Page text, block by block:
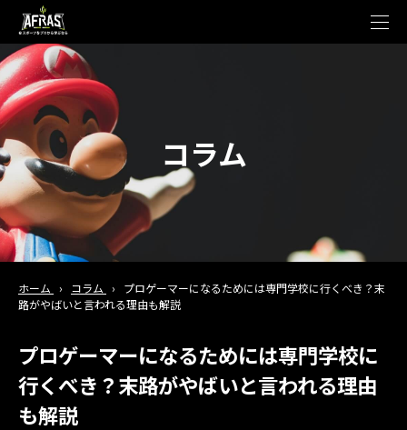
t
コラム
ホーム › コラム ›
プロゲーマーになるためには専門学校に行くべき？末
路がやばいと言われる理由も解説
プロゲーマーになるためには専門学校に
行くべき？末路がやばいと言われる理由
も解説